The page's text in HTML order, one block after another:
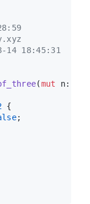
14 18:45:31
(mut n:
{
;